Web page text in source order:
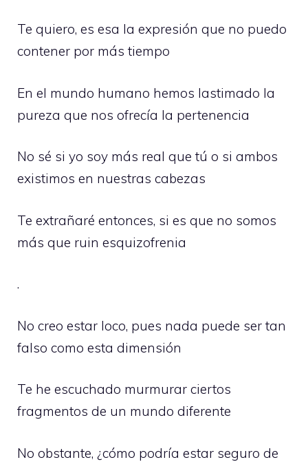
Te quiero, es esa la expresión que no puedo
contener por más tiempo
En el mundo humano hemos lastimado la
pureza que nos ofrecía la pertenencia
No sé si yo soy más real que tú o si ambos
existimos en nuestras cabezas
Te extrañaré entonces, si es que no somos
más que ruin esquizofrenia
.
No creo estar loco, pues nada puede ser tan
falso como esta dimensión
Te he escuchado murmurar ciertos
fragmentos de un mundo diferente
No obstante, ¿cómo podría estar seguro de